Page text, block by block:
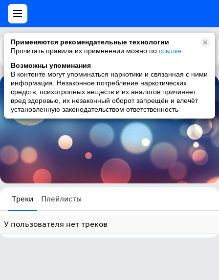
Применяются рекомендательные технологии
Прочитать правила их применении можно по ссылке
Возможны упоминания
В контенте могут упоминаться наркотики и связанная с ними
информация. Незаконное потребление наркотических
средств, психотропных веществ и их аналогов причиняет
вред здоровью, их незаконный оборот запрещён и влечёт
установленную законодательством ответственность
Каталог Рекомендации
Владимир Савченко
0 треков
Треки Плейлисты
У пользователя нет треков